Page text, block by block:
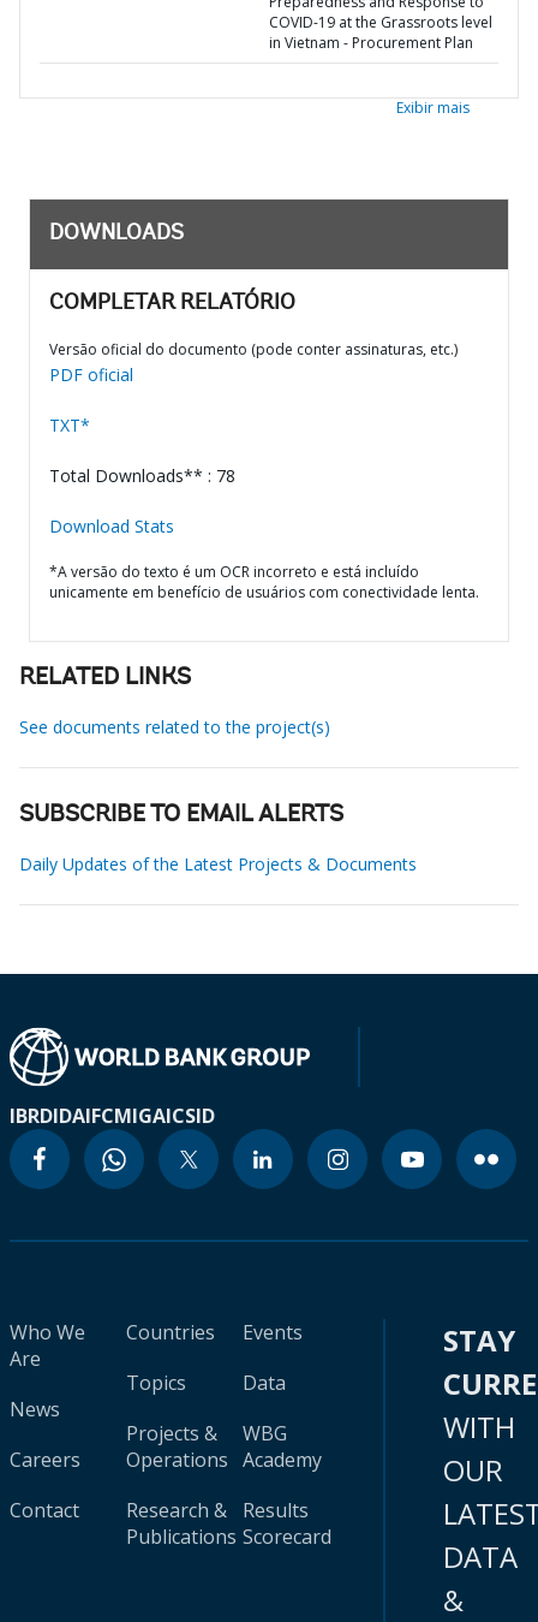
COVID-19 at the Grassroots level
in Vietnam - Procurement Plan
Exibir mais
DOWNLOADS
COMPLETAR RELATÓRIO
Versão oficial do documento (pode conter assinaturas, etc.)
PDF oficial
TXT*
Total Downloads** : 78
Download Stats
*A versão do texto é um OCR incorreto e está incluído
unicamente em benefício de usuários com conectividade lenta.
RELATED LINKS
See documents related to the project(s)
SUBSCRIBE TO EMAIL ALERTS
Daily Updates of the Latest Projects & Documents
IBRDIDAIFCMIGAICSID
Who We
Are
News
Careers
Contact
Countries
Topics
Projects &
Operations
Research &
Publications
Events
Data
WBG
Academy
Results
Scorecard
STAY
WITH
OUR
DATA
&